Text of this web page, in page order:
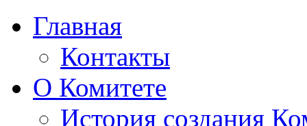
Главная
Контакты
О Комитете
История создания